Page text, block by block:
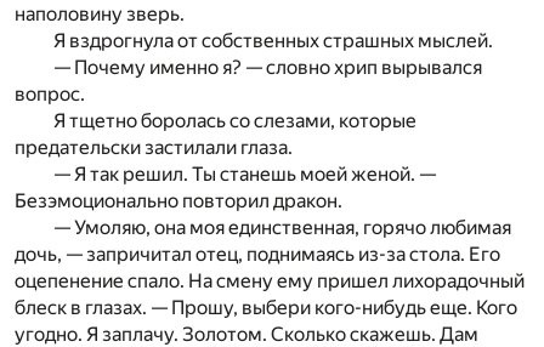
наполовину зверь.
Я вздрогнула от собственных страшных мыслей.
— Почему именно я? — словно хрип вырывался
вопрос.
Я тщетно боролась со слезами, которые
предательски застилали глаза.
— Я так решил. Ты станешь моей женой. —
Безэмоционально повторил дракон.
— Умоляю, она моя единственная, горячо любимая
дочь, — запричитал отец, поднимаясь из-за стола. Его
оцепенение спало. На смену ему пришел лихорадочный
блеск в глазах. — Прошу, выбери кого-нибудь еще. Кого
угодно. Я заплачу. Золотом. Сколько скажешь. Дам